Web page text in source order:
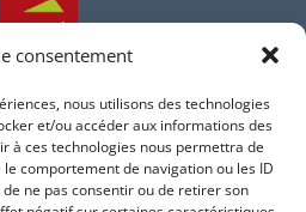
consentement
nous utilisons des technologies
et/ou accéder aux informations des
à ces technologies nous permettra de
comportement de navigation ou les ID
ne pas consentir ou de retirer son